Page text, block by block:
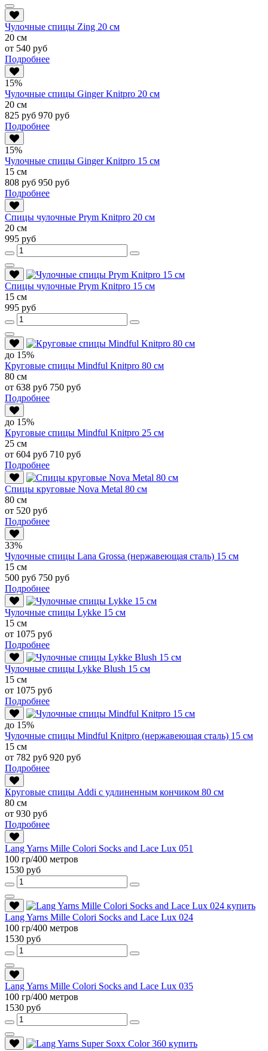
Чулочные спицы Zing 20 см
20 см
от 540 руб
Подробнее
15%
Чулочные спицы Ginger Knitpro 20 см
20 см
825 руб 970 руб
Подробнее
15%
Чулочные спицы Ginger Knitpro 15 см
15 см
808 руб 950 руб
Подробнее
Спицы чулочные Prym Knitpro 20 см
20 см
995 руб
Спицы чулочные Prym Knitpro 15 см
15 см
995 руб
до 15%
Круговые спицы Mindful Knitpro 80 см
80 см
от 638 руб 750 руб
Подробнее
до 15%
Круговые спицы Mindful Knitpro 25 см
25 см
от 604 руб 710 руб
Подробнее
Спицы круговые Nova Metal 80 см
80 см
от 520 руб
Подробнее
33%
Чулочные спицы Lana Grossa (нержавеющая сталь) 15 см
15 см
500 руб 750 руб
Подробнее
Чулочные спицы Lykke 15 см
15 см
от 1075 руб
Подробнее
Чулочные спицы Lykke Blush 15 см
15 см
от 1075 руб
Подробнее
до 15%
Чулочные спицы Mindful Knitpro (нержавеющая сталь) 15 см
15 см
от 782 руб 920 руб
Подробнее
Круговые спицы Addi с удлиненным кончиком 80 см
80 см
от 930 руб
Подробнее
Lang Yarns Mille Colori Socks and Lace Lux 051
100 гр/400 метров
1530 руб
Lang Yarns Mille Colori Socks and Lace Lux 024
100 гр/400 метров
1530 руб
Lang Yarns Mille Colori Socks and Lace Lux 035
100 гр/400 метров
1530 руб